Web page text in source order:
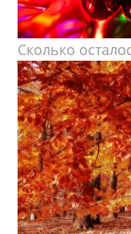
Сколько